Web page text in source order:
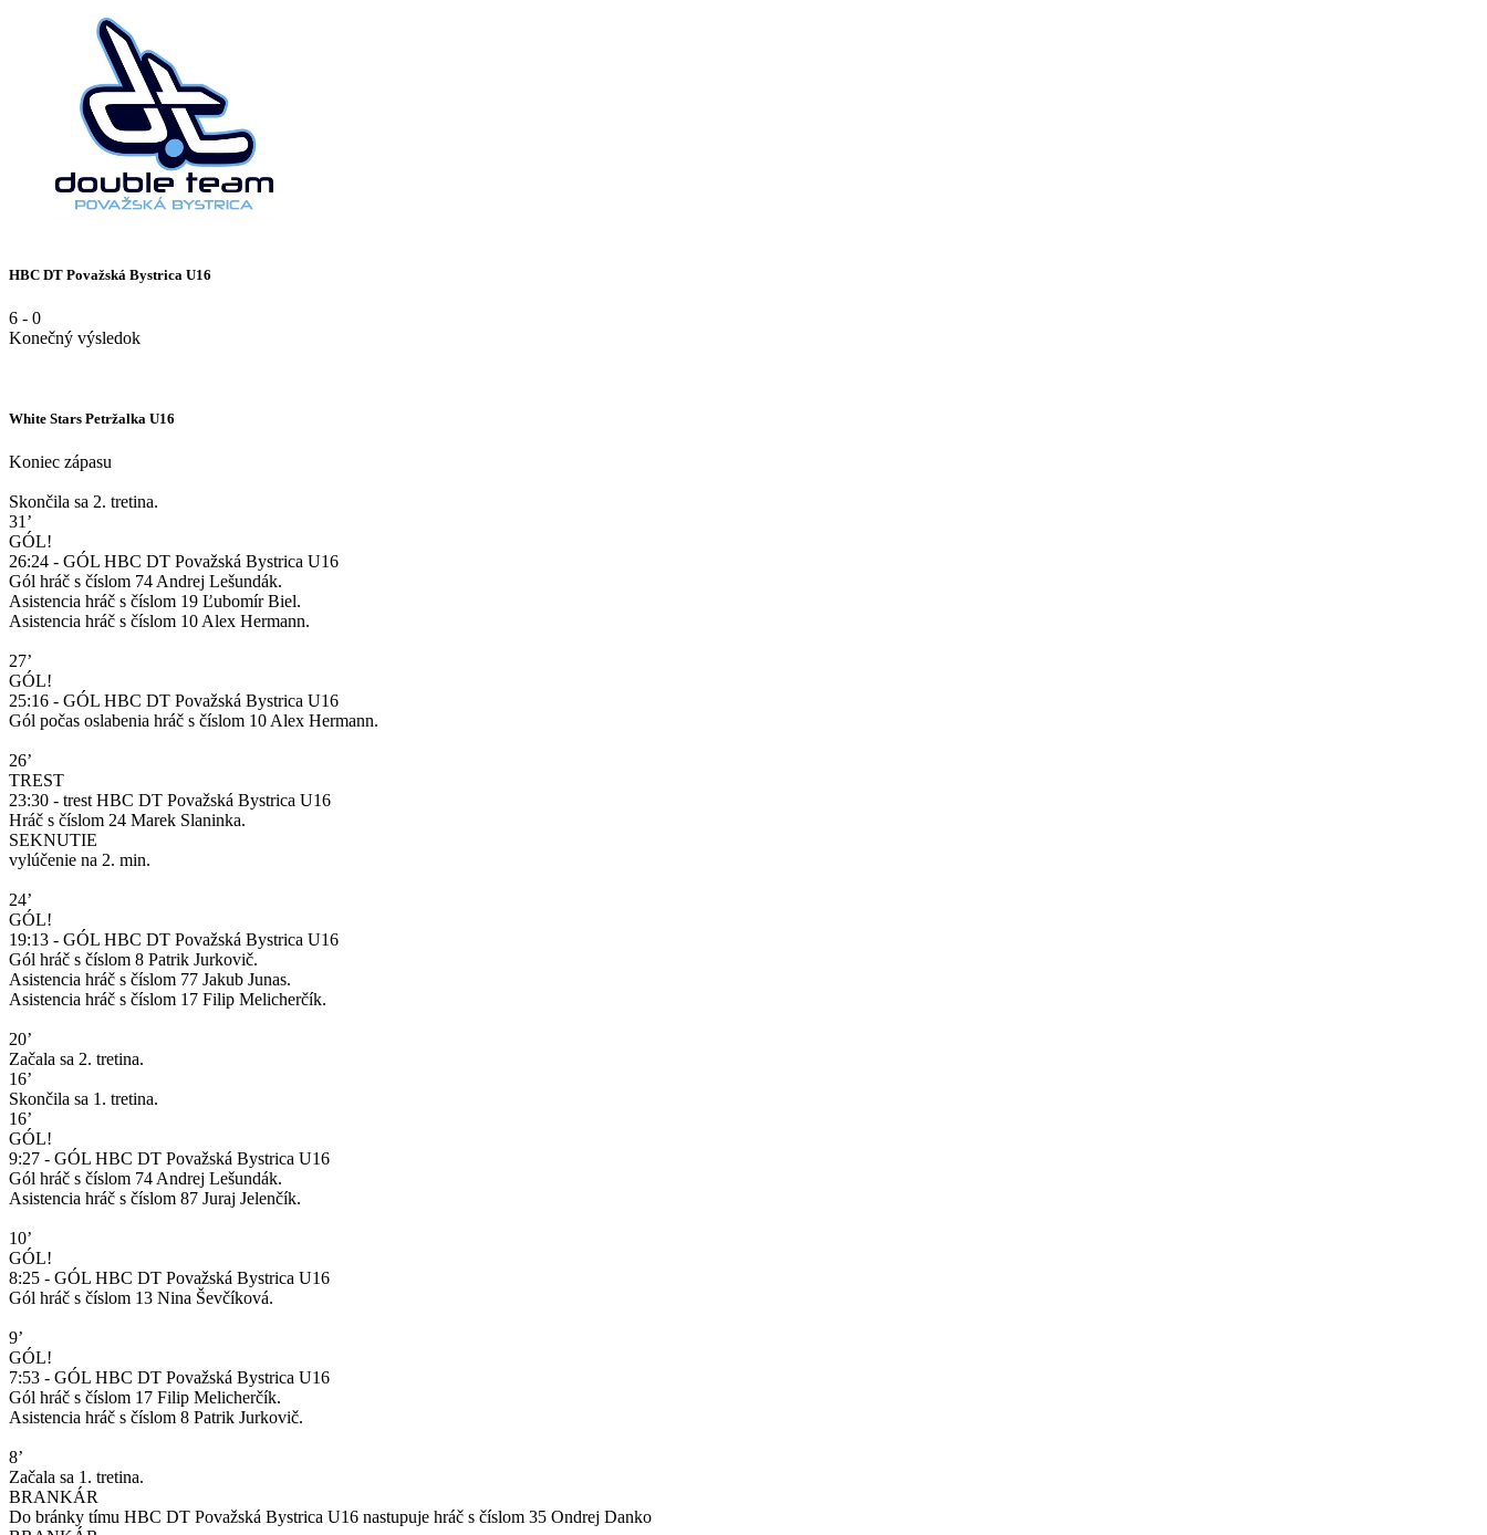
HBC DT Považská Bystrica U16
6 - 0
Konečný výsledok
White Stars Petržalka U16
Koniec zápasu
Skončila sa 2. tretina.
31’
GÓL!
26:24 - GÓL HBC DT Považská Bystrica U16
Gól hráč s číslom 74 Andrej Lešundák.
Asistencia hráč s číslom 19 Ľubomír Biel.
Asistencia hráč s číslom 10 Alex Hermann.
27’
GÓL!
25:16 - GÓL HBC DT Považská Bystrica U16
Gól počas oslabenia hráč s číslom 10 Alex Hermann.
26’
TREST
23:30 - trest HBC DT Považská Bystrica U16
Hráč s číslom 24 Marek Slaninka.
SEKNUTIE
vylúčenie na 2. min.
24’
GÓL!
19:13 - GÓL HBC DT Považská Bystrica U16
Gól hráč s číslom 8 Patrik Jurkovič.
Asistencia hráč s číslom 77 Jakub Junas.
Asistencia hráč s číslom 17 Filip Melicherčík.
20’
Začala sa 2. tretina.
16’
Skončila sa 1. tretina.
16’
GÓL!
9:27 - GÓL HBC DT Považská Bystrica U16
Gól hráč s číslom 74 Andrej Lešundák.
Asistencia hráč s číslom 87 Juraj Jelenčík.
10’
GÓL!
8:25 - GÓL HBC DT Považská Bystrica U16
Gól hráč s číslom 13 Nina Ševčíková.
9’
GÓL!
7:53 - GÓL HBC DT Považská Bystrica U16
Gól hráč s číslom 17 Filip Melicherčík.
Asistencia hráč s číslom 8 Patrik Jurkovič.
8’
Začala sa 1. tretina.
BRANKÁR
Do bránky tímu HBC DT Považská Bystrica U16 nastupuje hráč s číslom 35 Ondrej Danko